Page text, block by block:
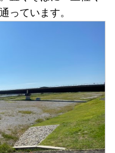
っています。